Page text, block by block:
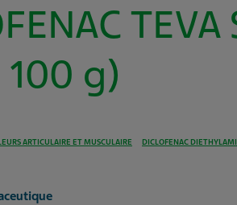
100 g)
ARTICULAIRE ET MUSCULAIRE DICLOFENAC